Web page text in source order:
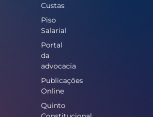
Custas
Piso
Salarial
Portal
da
advocacia
Publicações
Online
Quinto